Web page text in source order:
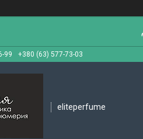
99 +380 (63) 577-73-03
eliteperfume